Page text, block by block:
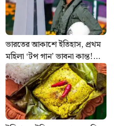
ভারতের আকাশে ইতিহাস, প্রথম
মহিলা ‘টপ গান’ ভাবনা কান্ত!
যুদ্ধকৌশলে নতুন মাইলফলক
বায়ুসেনার